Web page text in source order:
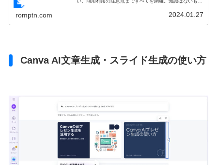
romptn.com 2024.01.27
Canva AI文章生成・スライド生成の使い方